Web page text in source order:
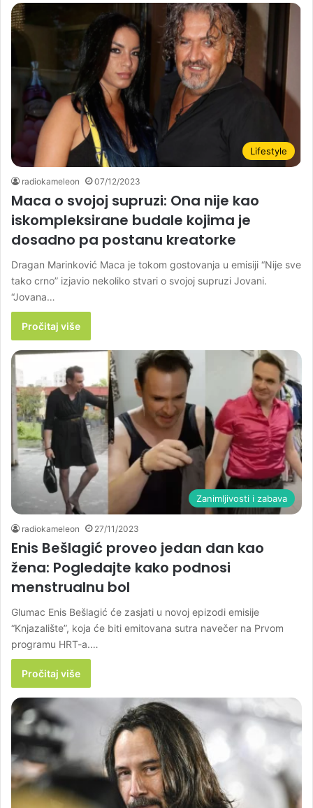
Lifestyle
radiokameleon 07/12/2023
Maca o svojoj supruzi: Ona nije kao
iskompleksirane budale kojima je
dosadno pa postanu kreatorke
Dragan Marinković Maca je tokom gostovanja u emisiji “Nije sve
tako crno” izjavio nekoliko stvari o svojoj supruzi Jovani.
“Jovana…
Pročitaj više
Zanimljivosti i zabava
radiokameleon 27/11/2023
Enis Bešlagić proveo jedan dan kao
žena: Pogledajte kako podnosi
menstrualnu bol
Glumac Enis Bešlagić će zasjati u novoj epizodi emisije
“Knjazalište”, koja će biti emitovana sutra navečer na Prvom
programu HRT-a.…
Pročitaj više